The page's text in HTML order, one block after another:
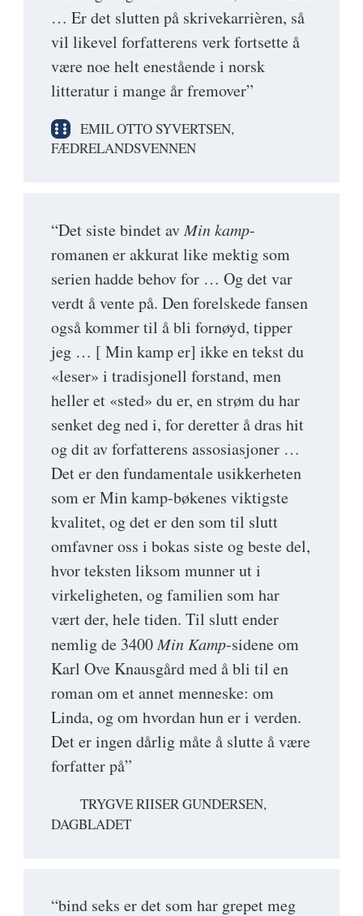
… Er det slutten på skrivekarrièren, så
vil likevel forfatterens verk fortsette å
være noe helt enestående i norsk
litteratur i mange år fremover”
EMIL OTTO SYVERTSEN,
FÆDRELANDSVENNEN
“Det siste bindet avMin kamp-
romanen er akkurat like mektig som
serien hadde behov for … Og det var
verdt å vente på. Den forelskede fansen
også kommer til å bli fornøyd, tipper
jeg … [ Min kamp er] ikke en tekst du
«leser» i tradisjonell forstand, men
heller et «sted» du er, en strøm du har
senket deg ned i, for deretter å dras hit
og dit av forfatterens assosiasjoner …
Det er den fundamentale usikkerheten
som er Min kamp-bøkenes viktigste
kvalitet, og det er den som til slutt
omfavner oss i bokas siste og beste del,
hvor teksten liksom munner ut i
virkeligheten, og familien som har
vært der, hele tiden. Til slutt ender
nemlig de 3400Min Kamp-sidene om
Karl Ove Knausgård med å bli til en
roman om et annet menneske: om
Linda, og om hvordan hun er i verden.
Det er ingen dårlig måte å slutte å være
forfatter på”
TRYGVE RIISER GUNDERSEN,
DAGBLADET
“bind seks er det som har grepet meg